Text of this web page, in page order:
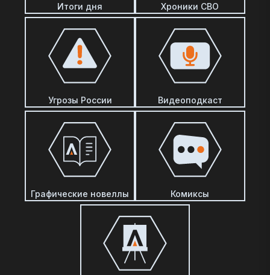
Итоги дня Хроники СВО
Угрозы России Видеоподкаст
Графические новеллы Комиксы